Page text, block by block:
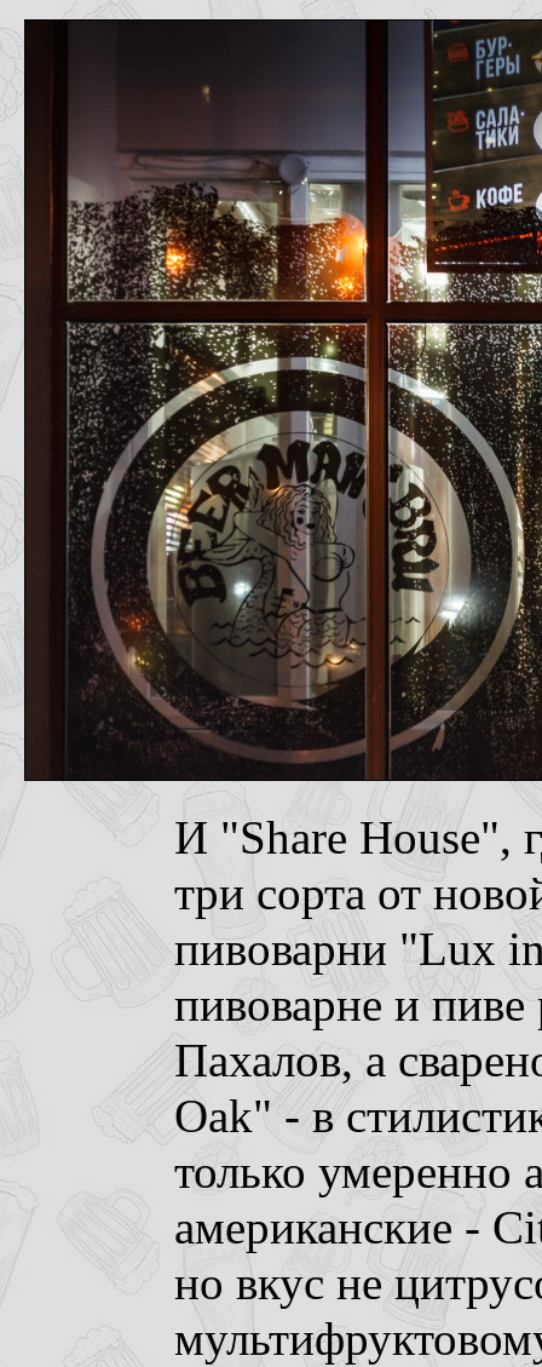
И "Share House",
три сорта от
пивоварни "Lux
пивоварне и
Пахалов, а
Oak" - в
только умеренно
американские -
но вкус не